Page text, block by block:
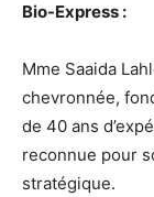
Bio-Express :
Mme Saaida
chevronnée,
de 40 ans
reconnue pour
stratégique.